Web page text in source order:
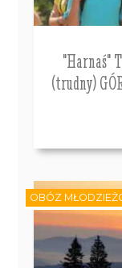
"Harnaś"
(trudny)
OBÓZ